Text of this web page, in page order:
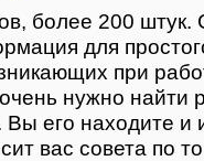
более 200 штук.
для
при
нужно найти
Вы его находите и
вас совета по